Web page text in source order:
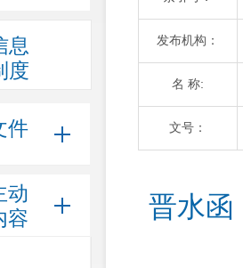
息
度
件
动
容
发布机构：
名 称:
文号：
晋水